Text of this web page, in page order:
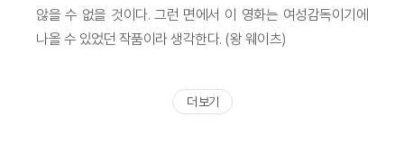
않을 수 없을 것이다. 그런 면에서 이 영화는 여성감독이기에
나올 수 있었던 작품이라 생각한다. (왕 웨이츠)
더 보기